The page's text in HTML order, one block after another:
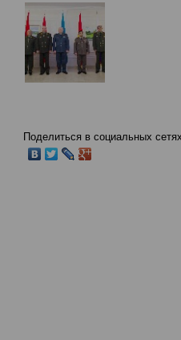
Поделиться в социальных